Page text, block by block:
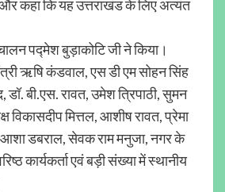
कहा कि यह उत्तराखंड के लिए अत्यंत
पद्मेश बुड़ाकोटि जी ने किया।
ऋषि कंडवाल, एस डी एम सोहन सिंह
बी.एस. रावत, उमेश त्रिपाठी, सुमन
विकासदीप मित्तल, आशीष रावत, प्रेमा
आशा डबराल, सेवक राम मनुजा, नगर के
कार्यकर्ता एवं बड़ी संख्या में स्थानीय